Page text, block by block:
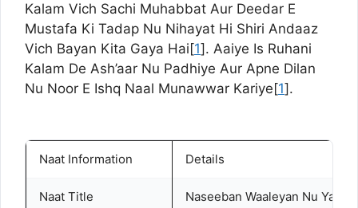
Kalam Vich Sachi Muhabbat Aur Deedar E
Mustafa Ki Tadap Nu Nihayat Hi Shiri Andaaz
Vich Bayan Kita Gaya Hai[1]. Aaiye Is Ruhani
Kalam De Ash’aar Nu Padhiye Aur Apne Dilan
Nu Noor E Ishq Naal Munawwar Kariye[1].
Naat Information Details
Naat Title Naseeban Waaleyan Nu Yaar